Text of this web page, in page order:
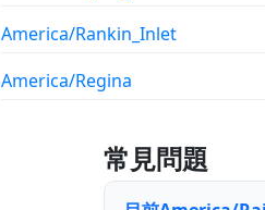
America/Rankin_Inlet
America/Regina
常見問題